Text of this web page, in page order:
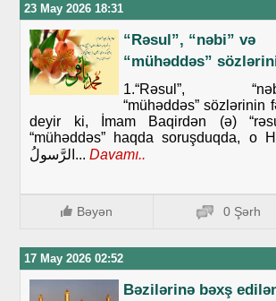
23 May 2026 18:31
“Rəsul”, “nəbi” və
“mühəddəs”
1.“Rəsul”,
“mühəddəs” sözlərinin
deyir ki, İmam Baqirdən (ə)
“mühəddəs” haqda soruşduqda, o
الرَّسولُ... Davamı..
Bəyən 0 Şərh
17 May 2026 02:52
Bəzilərinə bəxş